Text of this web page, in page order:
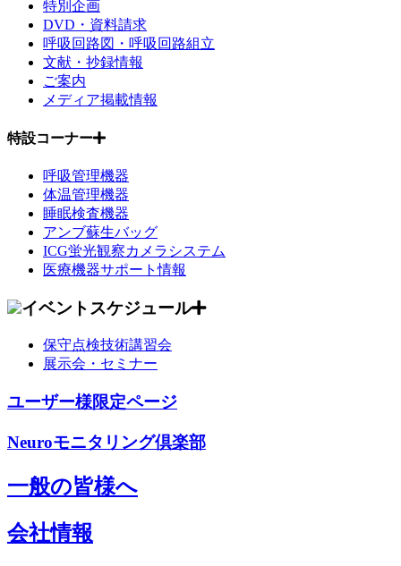
特別企画
DVD・資料請求
呼吸回路図・呼吸回路組立
文献・抄録情報
ご案内
メディア掲載情報
特設コーナー
呼吸管理機器
体温管理機器
睡眠検査機器
アンブ蘇生バッグ
ICG蛍光観察カメラシステム
医療機器サポート情報
イベントスケジュール
保守点検技術講習会
展示会・セミナー
ユーザー様限定ページ
Neuroモニタリング倶楽部
一般の皆様へ
会社情報